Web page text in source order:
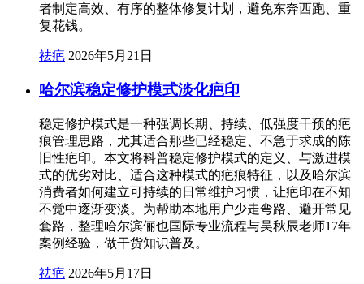
者制定高效、有序的整体修复计划，避免东奔西跑、重
复花钱。
祛疤 2026年5月21日
哈尔滨稳定修护模式淡化疤印
稳定修护模式是一种强调长期、持续、低强度干预的疤
痕管理思路，尤其适合那些已经稳定、不急于求成的陈
旧性疤印。本文将科普稳定修护模式的定义、与激进模
式的优劣对比、适合这种模式的疤痕特征，以及哈尔滨
消费者如何建立可持续的日常维护习惯，让疤印在不知
不觉中逐渐变淡。为帮助本地用户少走弯路、避开常见
套路，整理哈尔滨俪也国际专业流程与吴秋辰老师17年
案例经验，做干货知识普及。
祛疤 2026年5月17日